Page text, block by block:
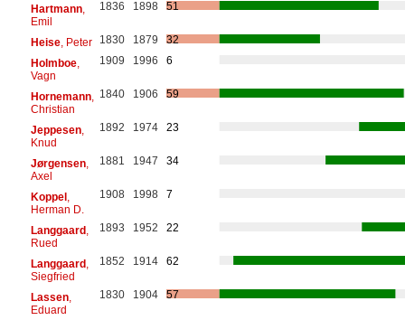
Hartmann,
Emil
1836 1898 51
Heise, Peter 1830 1879
32
Holmboe,
Vagn
1909 1996 6
Hornemann,
Christian
1840 1906 59
Jeppesen,
Knud
1892 1974 23
Jørgensen,
Axel
1881 1947 34
Koppel,
Herman D.
1908 1998 7
Langgaard,
Rued
1893 1952 22
Langgaard,
Siegfried
1852 1914 62
Lassen,
Eduard
1830 1904 57